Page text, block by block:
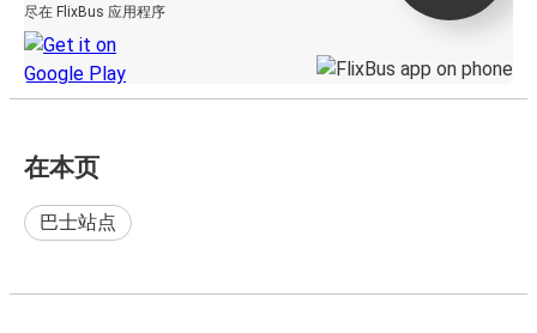
尽在 FlixBus 应用程序
在本页
巴士站点